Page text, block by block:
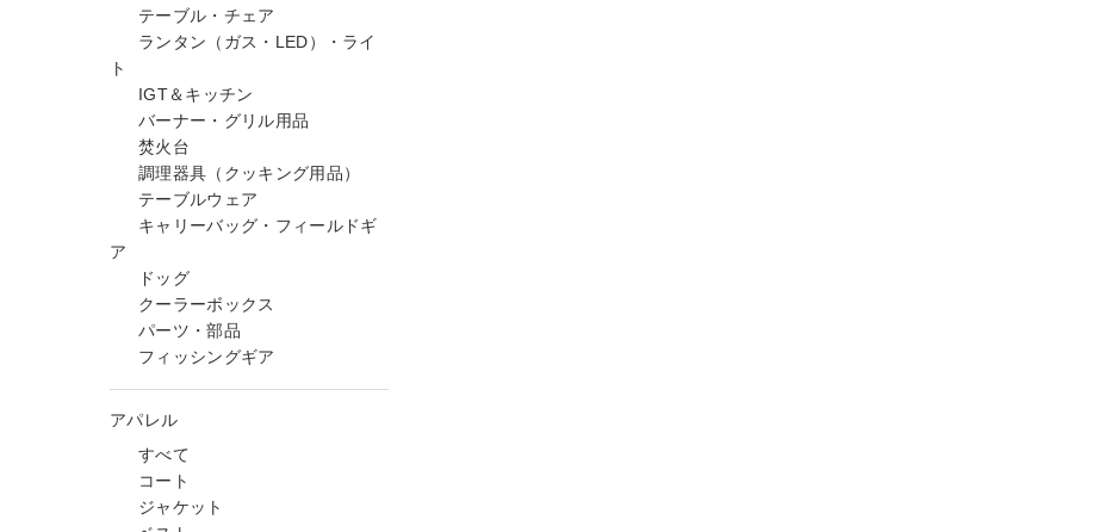
テーブル・チェア
ランタン（ガス・LED）・ライ
ト
IGT＆キッチン
バーナー・グリル用品
焚火台
調理器具（クッキング用品）
テーブルウェア
キャリーバッグ・フィールドギ
ア
ドッグ
クーラーボックス
パーツ・部品
フィッシングギア
アパレル
すべて
コート
ジャケット